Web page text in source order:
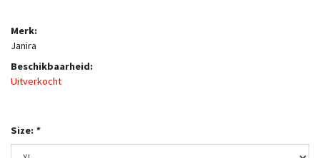
Merk:
Janira
Beschikbaarheid:
Uitverkocht
Size: *